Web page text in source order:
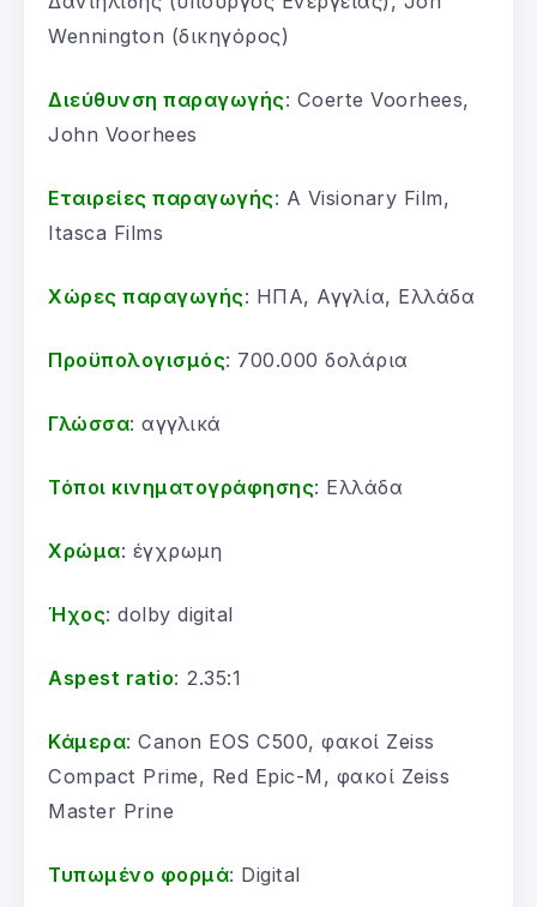
Wennington (δικηγόρος)
Διεύθυνση παραγωγής: Coerte Voorhees,
John Voorhees
Εταιρείες παραγωγής: A Visionary Film,
Itasca Films
Χώρες παραγωγής: ΗΠΑ, Αγγλία, Ελλάδα
Προϋπολογισμός: 700.000 δολάρια
Γλώσσα: αγγλικά
Τόποι κινηματογράφησης: Ελλάδα
Χρώμα: έγχρωμη
Ήχος: dolby digital
Aspest ratio: 2.35:1
Κάμερα: Canon EOS C500, φακοί Zeiss
Compact Prime, Red Epic-M, φακοί Zeiss
Master Prine
Τυπωμένο φορμά: Digital